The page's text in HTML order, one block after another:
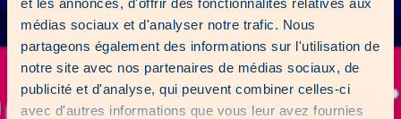
médias sociaux et d'analyser notre trafic. Nous
partageons également des informations sur l'utilisation de
notre site avec nos partenaires de médias sociaux, de
publicité et d'analyse, qui peuvent combiner celles-ci
avec d'autres informations que vous leur avez fournies